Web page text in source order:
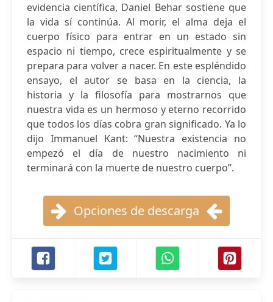
evidencia científica, Daniel Behar sostiene que
la vida sí continúa. Al morir, el alma deja el
cuerpo físico para entrar en un estado sin
espacio ni tiempo, crece espiritualmente y se
prepara para volver a nacer. En este espléndido
ensayo, el autor se basa en la ciencia, la
historia y la filosofía para mostrarnos que
nuestra vida es un hermoso y eterno recorrido
que todos los días cobra gran significado. Ya lo
dijo Immanuel Kant: “Nuestra existencia no
empezó el día de nuestro nacimiento ni
terminará con la muerte de nuestro cuerpo”.
Opciones de descarga